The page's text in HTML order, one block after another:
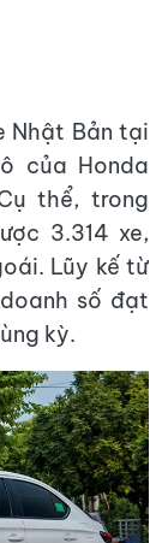
Nhật Bản tại
của Honda
thể, trong
3.314 xe,
Lũy kế từ
số đạt
kỳ.